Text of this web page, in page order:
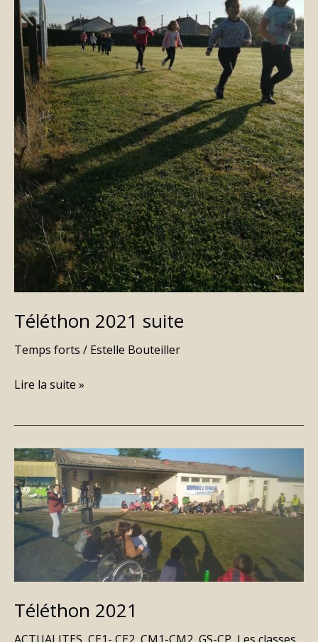
Téléthon 2021 suite
Temps forts / Estelle Bouteiller
Lire la suite »
Téléthon 2021
Téléthon
2021